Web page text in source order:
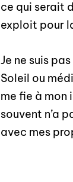
ce qui serait
exploit pour
Je ne suis
Soleil ou
me fie à mon
souvent n’a
avec mes